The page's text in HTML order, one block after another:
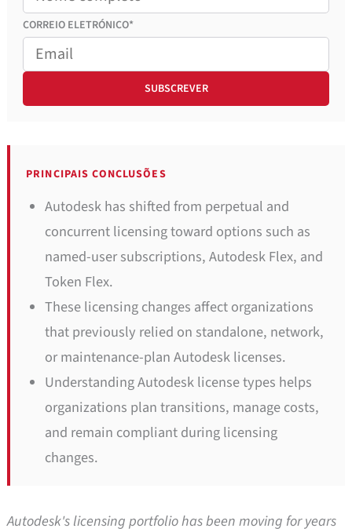
PRINCIPAIS CONCLUSÕES
Autodesk has shifted from perpetual and
concurrent licensing toward options such as
named-user subscriptions, Autodesk Flex, and
Token Flex.
These licensing changes affect organizations
that previously relied on standalone, network,
or maintenance-plan Autodesk licenses.
Understanding Autodesk license types helps
organizations plan transitions, manage costs,
and remain compliant during licensing
changes.
Autodesk's licensing portfolio has been moving for years
CORREIO ELETRÓNICO*